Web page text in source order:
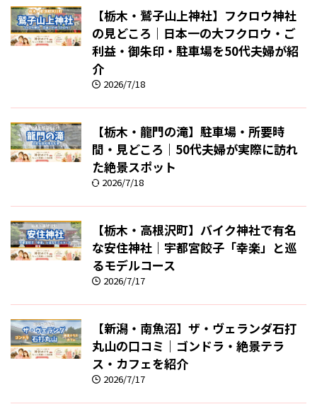
【栃木・鷲子山上神社】フクロウ神社
の見どころ｜日本一の大フクロウ・ご
利益・御朱印・駐車場を50代夫婦が紹
介
2026/7/18
【栃木・龍門の滝】駐車場・所要時
間・見どころ｜50代夫婦が実際に訪れ
た絶景スポット
2026/7/18
【栃木・高根沢町】バイク神社で有名
な安住神社｜宇都宮餃子「幸楽」と巡
るモデルコース
2026/7/17
【新潟・南魚沼】ザ・ヴェランダ石打
丸山の口コミ｜ゴンドラ・絶景テラ
ス・カフェを紹介
2026/7/17